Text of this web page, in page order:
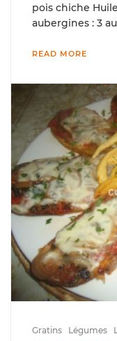
pois chiche
aubergines : 3
READ MORE
Gratins Légumes